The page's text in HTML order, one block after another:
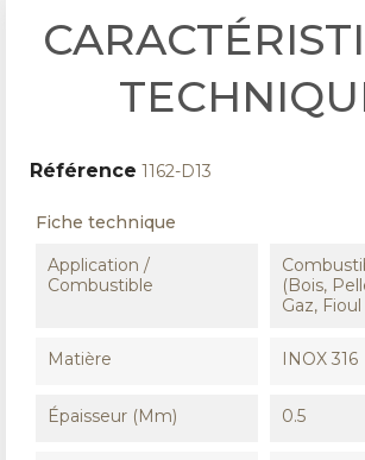
Référence 1162-D13
Fiche technique
Application /
Combustible
(Bois,
Gaz,
Matière INOX 316
Épaisseur (mm) 0.5